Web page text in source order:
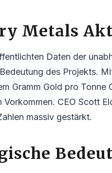
Metals
Daten der
des Projekts.
Gramm Gold pro
Vorkommen. CEO Scott
massiv gestärkt.